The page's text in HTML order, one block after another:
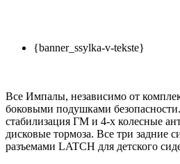
{banner_ssylka-v-tekste}
Все Импалы, независимо от
боковыми подушками
стабилизация ГМ и 4-х колесные
дисковые тормоза. Все три задние
разъемами LATCH для детского